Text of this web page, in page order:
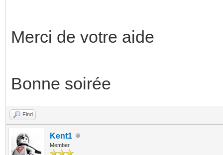
Merci de votre aide
Bonne soirée
Find
Kent1
Member